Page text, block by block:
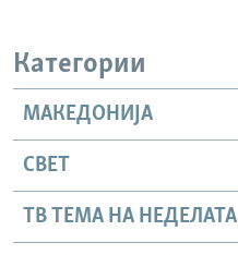
Категории
МАКЕДОНИЈА
СВЕТ
ТВ ТЕМА НА НЕДЕЛАТА